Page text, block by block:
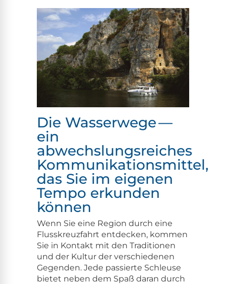
Die Wasserwege —
ein
abwechslungsreiches
Kommunikationsmittel,
das Sie im eigenen
Tempo erkunden
können
Wenn Sie eine Region durch eine
Flusskreuz­fahrt ent­deck­en, kom­men
Sie in Kon­takt mit den Tra­di­tio­nen
und der Kul­tur der ver­schiede­nen
Gegen­den. Jede passierte Schleuse
bietet neben dem Spaß daran durch